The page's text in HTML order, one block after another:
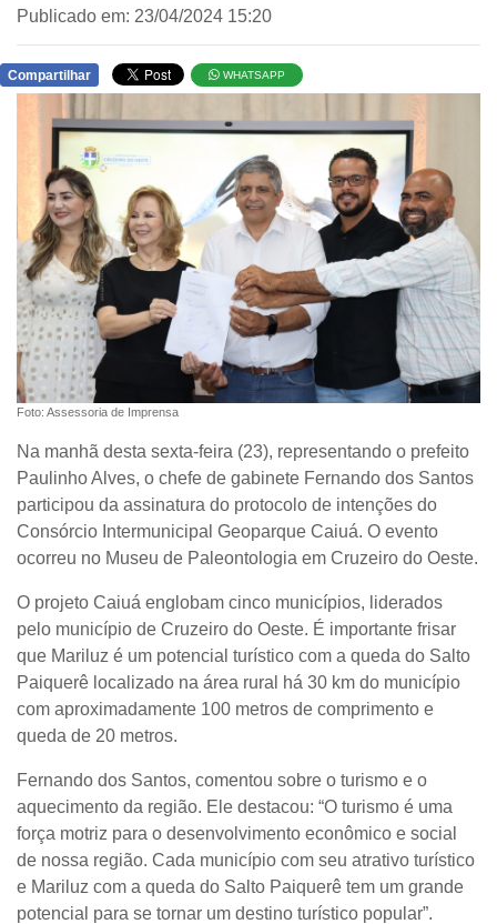
Publicado em: 23/04/2024 15:20
Compartilhar WHATSAPP
Foto: Assessoria de Imprensa
Na manhã desta sexta-feira (23), representando o prefeito
Paulinho Alves, o chefe de gabinete Fernando dos Santos
participou da assinatura do protocolo de intenções do
Consórcio Intermunicipal Geoparque Caiuá. O evento
ocorreu no Museu de Paleontologia em Cruzeiro do Oeste.
O projeto Caiuá englobam cinco municípios, liderados
pelo município de Cruzeiro do Oeste. É importante frisar
que Mariluz é um potencial turístico com a queda do Salto
Paiquerê localizado na área rural há 30 km do município
com aproximadamente 100 metros de comprimento e
queda de 20 metros.
Fernando dos Santos, comentou sobre o turismo e o
aquecimento da região. Ele destacou: “O turismo é uma
força motriz para o desenvolvimento econômico e social
de nossa região. Cada município com seu atrativo turístico
e Mariluz com a queda do Salto Paiquerê tem um grande
potencial para se tornar um destino turístico popular”.